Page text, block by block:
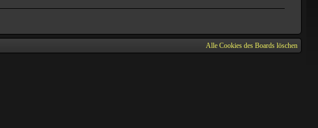
Alle Cookies des Boards löschen